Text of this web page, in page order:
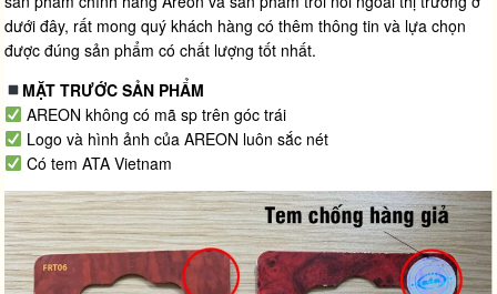
dưới đây, rất mong quý khách hàng có thêm thông tin và lựa chọn
được đúng sản phẩm có chất lượng tốt nhất.
MẶT TRƯỚC SẢN PHẨM
AREON không có mã sp trên góc trái
Logo và hình ảnh của AREON luôn sắc nét
Có tem ATA Vietnam